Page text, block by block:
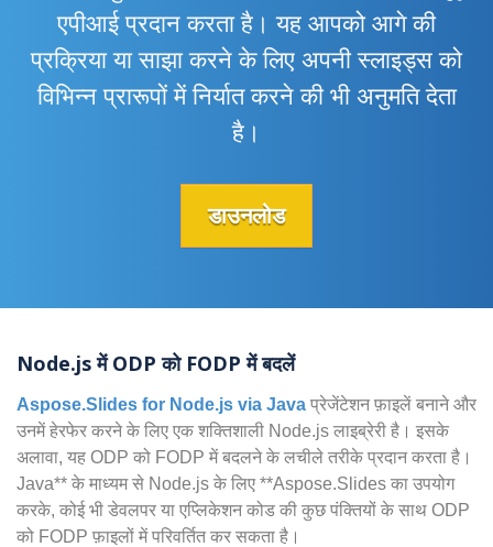
एपीआई प्रदान करता है। यह आपको आगे की
प्रक्रिया या साझा करने के लिए अपनी स्लाइड्स को
विभिन्न प्रारूपों में निर्यात करने की भी अनुमति देता
है।
डाउनलोड
Node.js में ODP को FODP में बदलें
Aspose.Slides for Node.js via Java प्रेजेंटेशन फ़ाइलें बनाने और
उनमें हेरफेर करने के लिए एक शक्तिशाली Node.js लाइब्रेरी है। इसके
अलावा, यह ODP को FODP में बदलने के लचीले तरीके प्रदान करता है।
Java** के माध्यम से Node.js के लिए **Aspose.Slides का उपयोग
करके, कोई भी डेवलपर या एप्लिकेशन कोड की कुछ पंक्तियों के साथ ODP
को FODP फ़ाइलों में परिवर्तित कर सकता है।